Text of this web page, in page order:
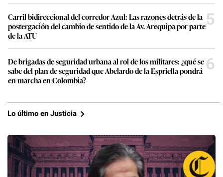
Carril bidireccional del corredor Azul: Las razones detrás de la
postergación del cambio de sentido de la Av. Arequipa por parte
de la ATU
5
De brigadas de seguridad urbana al rol de los militares: ¿qué se
sabe del plan de seguridad que Abelardo de la Espriella pondrá
en marcha en Colombia?
6
Lo último en Justicia